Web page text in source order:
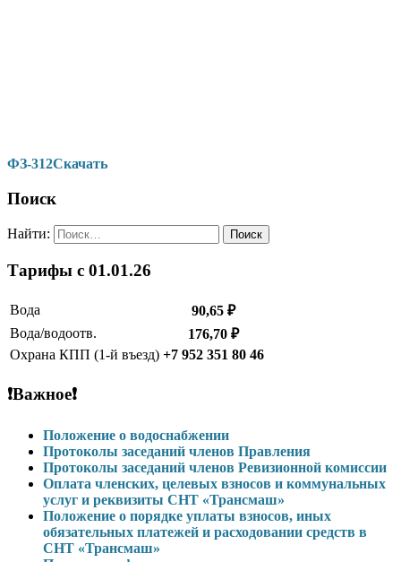
ФЗ-312Скачать
Поиск
Найти:
Тарифы c 01.01.26
Вода
90,65 ₽
Вода/водоотв.
176,70 ₽
Охрана КПП (1-й въезд) +7 952 351 80 46
❗Важное❗
Положение о водоснабжении
Протоколы заседаний членов Правления
Протоколы заседаний членов Ревизионной комиссии
Оплата членских, целевых взносов и коммунальных
услуг и реквизиты СНТ «Трансмаш»
Положение о порядке уплаты взносов, иных
обязательных платежей и расходовании средств в
СНТ «Трансмаш»